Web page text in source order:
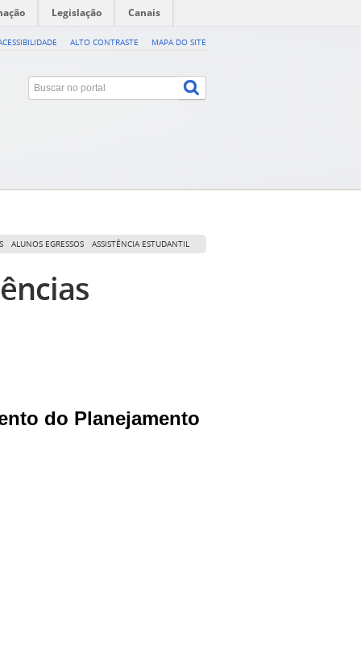
Legislação Canais
ALTO CONTRASTE MAPA DO SITE
ALUNOS EGRESSOS ASSISTÊNCIA ESTUDANTIL
do Planejamento